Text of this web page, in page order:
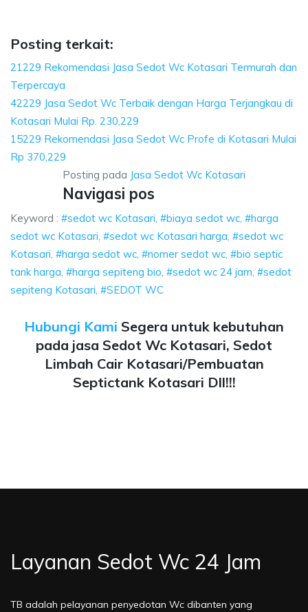
Posting terkait:
21229 Rekomendasi Jasa Sedot Wc Kotasari Termurah dan
Terpercaya
42229 Jasa Sedot Wc Terbaik dengan Harga Terjangkau di
Kotasari Mulai Rp. 230,229
15229 Rekomendasi Jasa Sedot Wc Profe di Kotasari Mulai
Rp 370,229
Posting pada Jasa Sedot Wc Kotasari
Navigasi pos
Keyword : #sedot wc Kotasari, #biaya sedot wc, #harga
sedot wc Kotasari, #sedot wc Kotasari harga, #sedot wc
Kotasari, #harga sedot wc, #nomer sedot wc, #bio septic
tank harga, #harga sepiteng bio, #sedot wc 24 jam, #sedot
sepiteng Kotasari, #SEDOT WC
Hubungi Kami Segera untuk kebutuhan
pada jasa Sedot Wc Kotasari, Sedot
Limbah Cair Kotasari/Pembuatan
Septictank Kotasari Dll!!!
Layanan Sedot Wc 24 Jam
TB adalah pelayanan penyedotan Wc dibanten yang